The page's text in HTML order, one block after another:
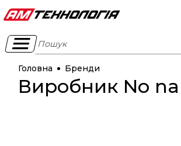
Пошук
Головна Бренди
Виробник No